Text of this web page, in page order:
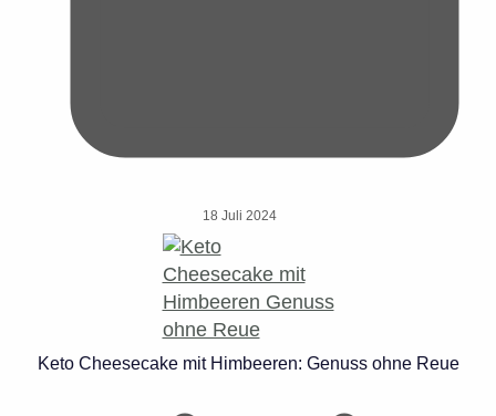
18 Juli 2024
Keto Cheesecake mit Himbeeren: Genuss ohne Reue